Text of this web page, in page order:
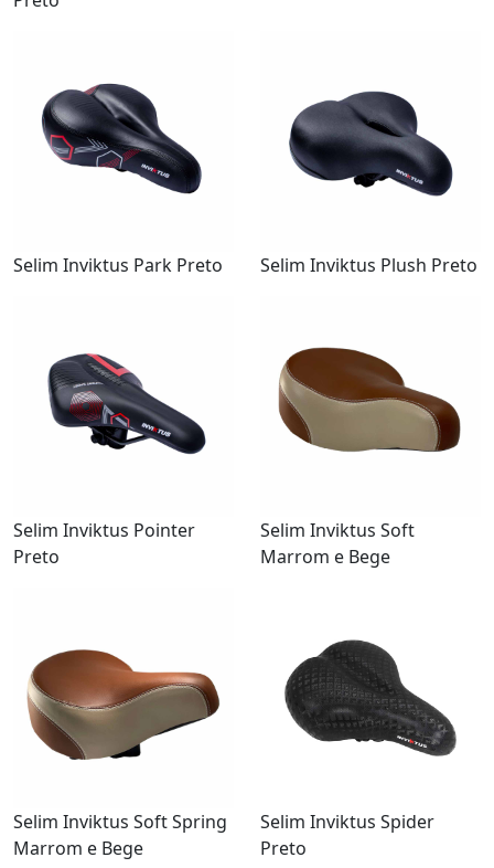
Selim Inviktus Park Preto Selim Inviktus Plush Preto
Selim Inviktus Pointer
Preto
Selim Inviktus Soft
Marrom e Bege
Selim Inviktus Soft Spring
Marrom e Bege
Selim Inviktus Spider
Preto